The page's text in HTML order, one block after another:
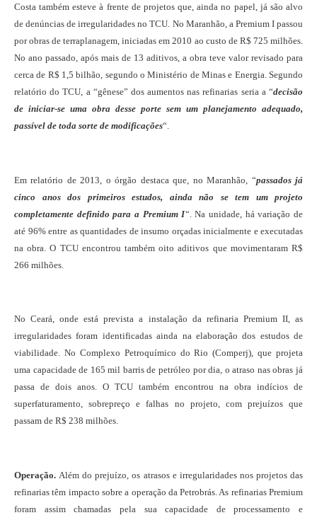
Costa também esteve à frente de projetos que, ainda no papel, já são alvo
de denúncias de irregularidades no TCU. No Maranhão, a Premium I passou
por obras de terraplanagem, iniciadas em 2010 ao custo de R$ 725 milhões.
No ano passado, após mais de 13 aditivos, a obra teve valor revisado para
cerca de R$ 1,5 bilhão, segundo o Ministério de Minas e Energia. Segundo
relatório do TCU, a “gênese” dos aumentos nas refinarias seria a “decisão
de iniciar-se uma obra desse porte sem um planejamento adequado,
passível de toda sorte de modificações“.
Em relatório de 2013, o órgão destaca que, no Maranhão, “passados já
cinco anos dos primeiros estudos, ainda não se tem um projeto
completamente definido para a Premium I“. Na unidade, há variação de
até 96% entre as quantidades de insumo orçadas inicialmente e executadas
na obra. O TCU encontrou também oito aditivos que movimentaram R$
266 milhões.
No Ceará, onde está prevista a instalação da refinaria Premium II, as
irregularidades foram identificadas ainda na elaboração dos estudos de
viabilidade. No Complexo Petroquímico do Rio (Comperj), que projeta
uma capacidade de 165 mil barris de petróleo por dia, o atraso nas obras já
passa de dois anos. O TCU também encontrou na obra indícios de
superfaturamento, sobrepreço e falhas no projeto, com prejuízos que
passam de R$ 238 milhões.
Operação. Além do prejuízo, os atrasos e irregularidades nos projetos das
refinarias têm impacto sobre a operação da Petrobrás. As refinarias Premium
foram assim chamadas pela sua capacidade de processamento e